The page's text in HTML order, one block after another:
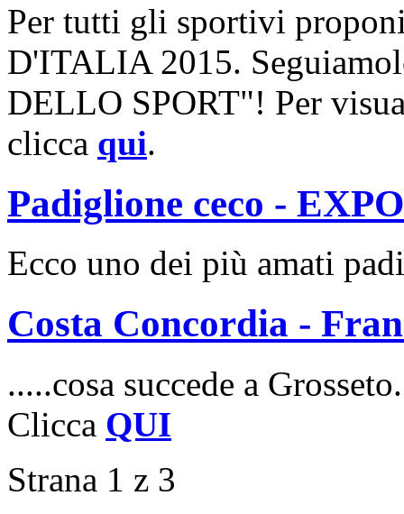
Per tutti gli sportivi
D'ITALIA 2015.
DELLO SPORT"! Per
clicca qui.
Padiglione ceco -
Ecco uno dei più amati
Costa Concordia -
.....cosa succede a
Clicca QUI
Strana 1 z 3